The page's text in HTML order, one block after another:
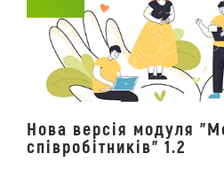
Нова версія модуля
співробітників" 1.2